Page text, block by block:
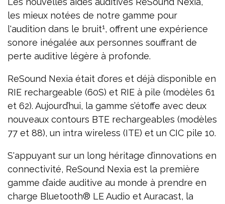
les mieux notées de notre gamme pour
l'audition dans le bruit1, offrent une expérience
sonore inégalée aux personnes souffrant de
perte auditive légère à profonde.
ReSound Nexia était d’ores et déjà disponible en
RIE rechargeable (60S) et RIE à pile (modèles 61
et 62). Aujourd’hui, la gamme s’étoffe avec deux
nouveaux contours BTE rechargeables (modèles
77 et 88), un intra wireless (ITE) et un CIC pile 10.
S'appuyant sur un long héritage d’innovations en
connectivité, ReSound Nexia est la première
gamme d’aide auditive au monde à prendre en
charge Bluetooth® LE Audio et Auracast, la